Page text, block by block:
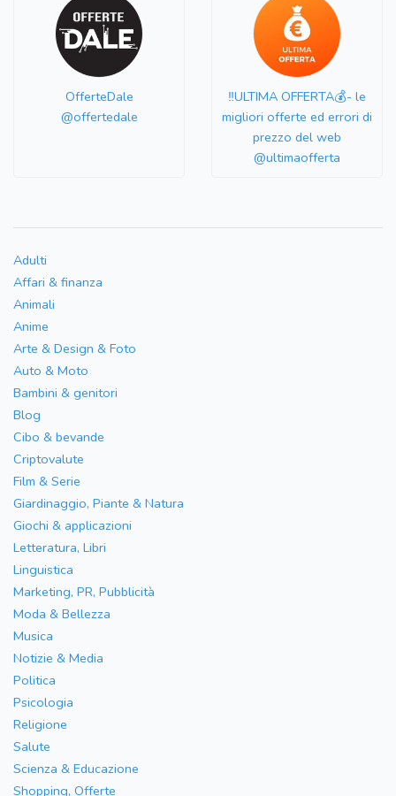
OfferteDale
@offertedale
‼️ULTIMA OFFERTA💰- le
migliori offerte ed errori di
prezzo del web
@ultimaofferta
Adulti
Affari & finanza
Animali
Anime
Arte & Design & Foto
Auto & Moto
Bambini & genitori
Blog
Cibo & bevande
Criptovalute
Film & Serie
Giardinaggio, Piante & Natura
Giochi & applicazioni
Letteratura, Libri
Linguistica
Marketing, PR, Pubblicità
Moda & Bellezza
Musica
Notizie & Media
Politica
Psicologia
Religione
Salute
Scienza & Educazione
Shopping, Offerte